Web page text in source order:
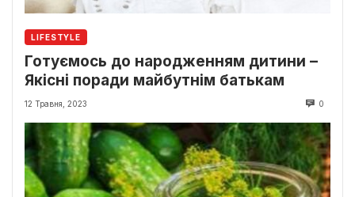
LIFESTYLE
Готуємось до народженням дитини –
Якісні поради майбутнім батькам
12 Травня, 2023 0